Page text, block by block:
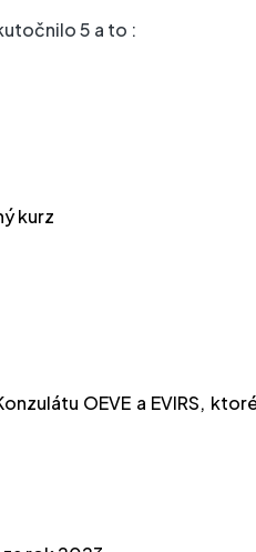
5 a to :
kurz
OEVE a EVIRS,